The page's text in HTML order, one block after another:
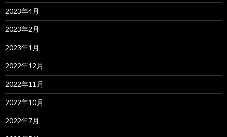
2023年4月
2023年2月
2023年1月
2022年12月
2022年11月
2022年10月
2022年7月